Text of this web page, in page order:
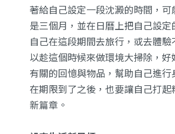
著給自己設定一段沈澱的時間，
是三個月，並在日曆上把自己設
自己在這段期間去旅行，或去體
以趁這個時候來做環境大掃除，
有關的回憶與物品，幫助自己進
在期限到了之後，也要讓自己打
新篇章。